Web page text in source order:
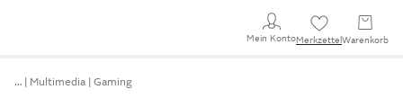
Mein KontoMerkzettel Warenkorb
… Multimedia Gaming